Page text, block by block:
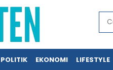
POLITIK EKONOMI LIFESTYLE